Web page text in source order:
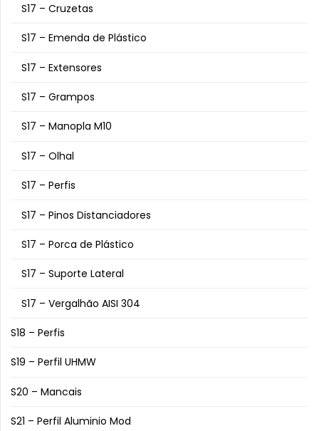
S17 – Cruzetas
S17 – Emenda de Plástico
S17 – Extensores
S17 – Grampos
S17 – Manopla M10
S17 – Olhal
S17 – Perfis
S17 – Pinos Distanciadores
S17 – Porca de Plástico
S17 – Suporte Lateral
S17 – Vergalhão AISI 304
S18 – Perfis
S19 – Perfil UHMW
S20 – Mancais
S21 – Perfil Aluminio Mod